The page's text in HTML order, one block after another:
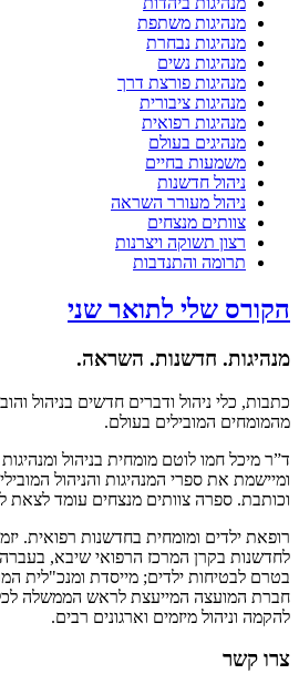
מנהיגות משתפת
מנהיגות נבחרת
מנהיגות נשים
מנהיגות פורצת דרך
מנהיגות ציבורית
מנהיגות רפואית
מנהיגים בעולם
משמעות בחיים
ניהול חדשנות
ניהול מעורר השראה
צוותים מנצחים
רצון תשוקה ויצרנות
תרומה והתנדבות
הקורס שלי לתואר שני
מנהיגות. חדשנות. השראה.
כתבות, כלי ניהול ודברים חדשים בניהול
מהמומחים המובילים בעולם.
ד”ר מיכל חמו לוטם מומחית בניהול
ומיישמת את ספרי המנהיגות והניהול
וכותבת. ספרה צוותים מנצחים עומד לצאת
רופאת ילדים ומומחית בחדשנות רפואית.
לחדשנות בקרן המרכז הרפואי שיבא, בעברה
בטרם לבטיחות ילדים; מייסדת ומנכ"לית
חברת המועצה המייעצת לראש הממשלה
להקמה וניהול מיזמים וארגונים רבים.
צרו קשר